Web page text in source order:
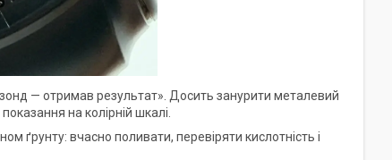
— отримав результат». Досить занурити металевий
на колірній шкалі.
вчасно поливати, перевіряти кислотність і